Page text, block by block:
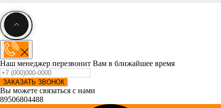
Наш менеджер перезвонит Вам в ближайшее время
ЗАКАЗАТЬ ЗВОНОК
Вы можете связаться с нами
89506804488